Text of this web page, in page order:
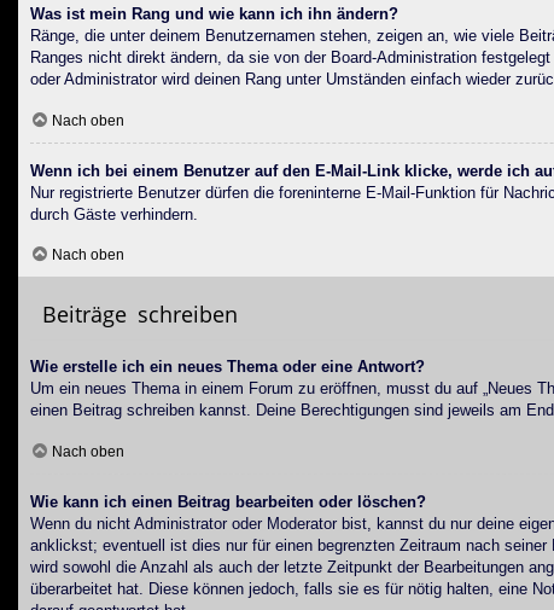
Was ist mein Rang und wie kann ich ihn ändern?
Ränge, die unter deinem Benutzernamen stehen, zeigen an, wie viele
Ranges nicht direkt ändern, da sie von der Board-Administration
oder Administrator wird deinen Rang unter Umständen einfach wieder
Nach oben
Wenn ich bei einem Benutzer auf den E-Mail-Link klicke, werde ich
Nur registrierte Benutzer dürfen die foreninterne E-Mail-Funktion für
durch Gäste verhindern.
Nach oben
Beiträge schreiben
Wie erstelle ich ein neues Thema oder eine Antwort?
Um ein neues Thema in einem Forum zu eröffnen, musst du auf „Neues
einen Beitrag schreiben kannst. Deine Berechtigungen sind jeweils am
Nach oben
Wie kann ich einen Beitrag bearbeiten oder löschen?
Wenn du nicht Administrator oder Moderator bist, kannst du nur deine
anklickst; eventuell ist dies nur für einen begrenzten Zeitraum nach
wird sowohl die Anzahl als auch der letzte Zeitpunkt der Bearbeitungen
überarbeitet hat. Diese können jedoch, falls sie es für nötig halten, eine